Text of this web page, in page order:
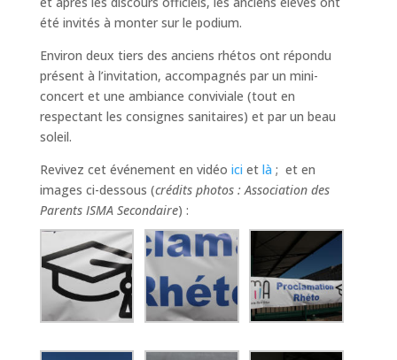
été invités à monter sur le podium.
Environ deux tiers des anciens rhétos ont répondu
présent à l’invitation, accompagnés par un mini-
concert et une ambiance conviviale (tout en
respectant les consignes sanitaires) et par un beau
soleil.
Revivez cet événement en vidéo ici et là ; et en
images ci-dessous (crédits photos : Association des
Parents ISMA Secondaire) :